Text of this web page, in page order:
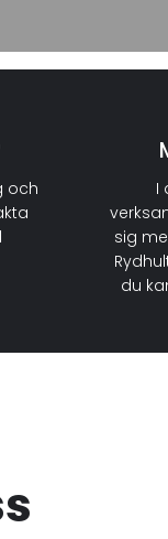
och
I
sig
du